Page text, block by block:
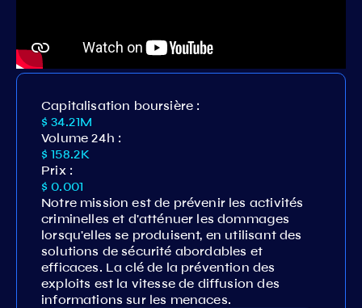
Capitalisation boursière :
$ 34.21M
Volume 24h :
$ 158.2K
Prix :
$ 0.001
Notre mission est de prévenir les activités
criminelles et d'atténuer les dommages
lorsqu'elles se produisent, en utilisant des
solutions de sécurité abordables et
efficaces. La clé de la prévention des
exploits est la vitesse de diffusion des
informations sur les menaces.